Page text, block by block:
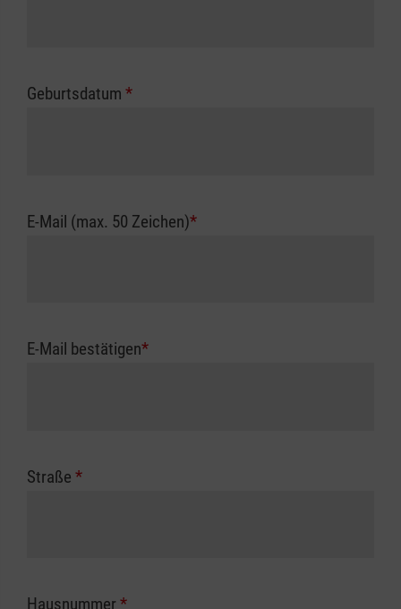
Geburtsdatum *
E-Mail (max. 50 Zeichen)*
E-Mail bestätigen*
Straße *
Hausnummer *